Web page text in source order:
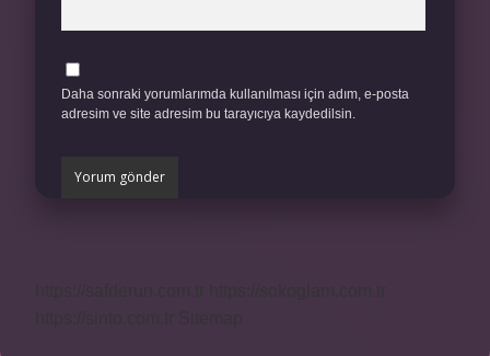
Daha sonraki yorumlarımda kullanılması için adım, e-posta
adresim ve site adresim bu tarayıcıya kaydedilsin.